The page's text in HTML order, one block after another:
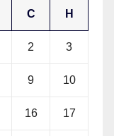
С Н
2 3
9 10
16 17